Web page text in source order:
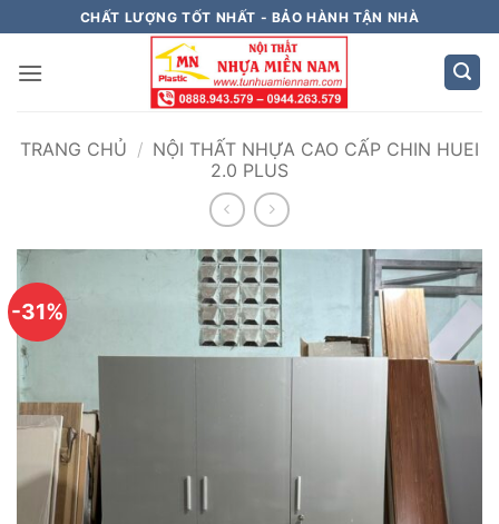
qua
nội
CHẤT LƯỢNG TỐT NHẤT - BẢO HÀNH TẬN NHÀ
TRANG CHỦ / NỘI THẤT NHỰA CAO CẤP CHIN HUEI
2.0 PLUS
-31%